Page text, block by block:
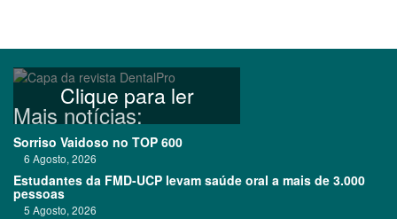
Clique para ler
Mais notícias:
Sorriso Vaidoso no TOP 600
6 Agosto, 2026
Estudantes da FMD-UCP levam saúde oral a mais de 3.000
pessoas
5 Agosto, 2026